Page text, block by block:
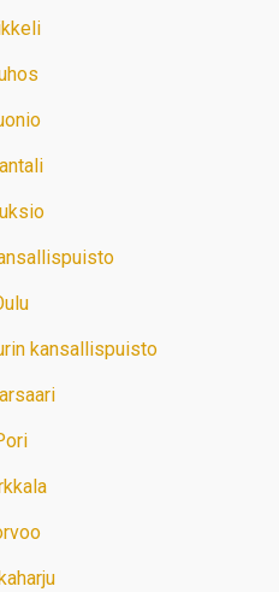
kansallispuisto